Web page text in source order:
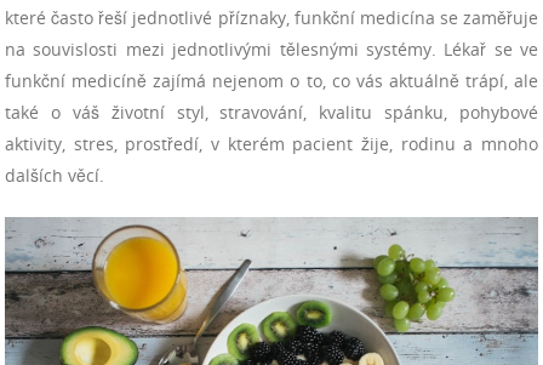
které často řeší jednotlivé příznaky, funkční medicína se zaměřuje
na souvislosti mezi jednotlivými tělesnými systémy. Lékař se ve
funkční medicíně zajímá nejenom o to, co vás aktuálně trápí, ale
také o váš životní styl, stravování, kvalitu spánku, pohybové
aktivity, stres, prostředí, v kterém pacient žije, rodinu a mnoho
dalších věcí.